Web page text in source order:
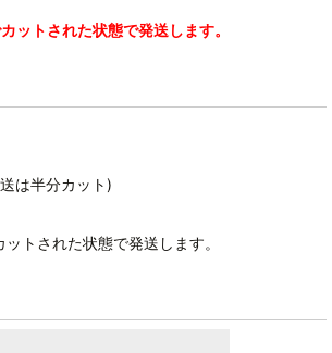
トされた状態で発送します。
は半分カット)
トされた状態で発送します。